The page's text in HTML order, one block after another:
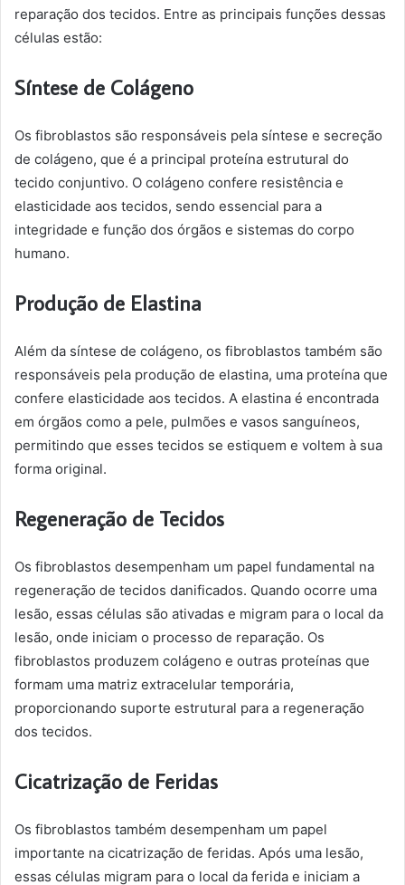
reparação dos tecidos. Entre as principais funções dessas
células estão:
Síntese de Colágeno
Os fibroblastos são responsáveis pela síntese e secreção
de colágeno, que é a principal proteína estrutural do
tecido conjuntivo. O colágeno confere resistência e
elasticidade aos tecidos, sendo essencial para a
integridade e função dos órgãos e sistemas do corpo
humano.
Produção de Elastina
Além da síntese de colágeno, os fibroblastos também são
responsáveis pela produção de elastina, uma proteína que
confere elasticidade aos tecidos. A elastina é encontrada
em órgãos como a pele, pulmões e vasos sanguíneos,
permitindo que esses tecidos se estiquem e voltem à sua
forma original.
Regeneração de Tecidos
Os fibroblastos desempenham um papel fundamental na
regeneração de tecidos danificados. Quando ocorre uma
lesão, essas células são ativadas e migram para o local da
lesão, onde iniciam o processo de reparação. Os
fibroblastos produzem colágeno e outras proteínas que
formam uma matriz extracelular temporária,
proporcionando suporte estrutural para a regeneração
dos tecidos.
Cicatrização de Feridas
Os fibroblastos também desempenham um papel
importante na cicatrização de feridas. Após uma lesão,
essas células migram para o local da ferida e iniciam a